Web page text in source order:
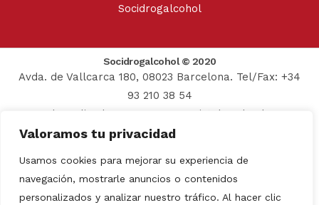
Valoramos tu privacidad
Usamos cookies para mejorar su experiencia de
navegación, mostrarle anuncios o contenidos
personalizados y analizar nuestro tráfico. Al hacer clic
Socidrogalcohol
Socidrogalcohol © 2020
Avda. de Vallcarca 180, 08023 Barcelona. Tel/Fax: +34
93 210 38 54
Web realizada por:
Grupo Prosistel Technology
Consulting
Aviso Legal–
Política de privacidad